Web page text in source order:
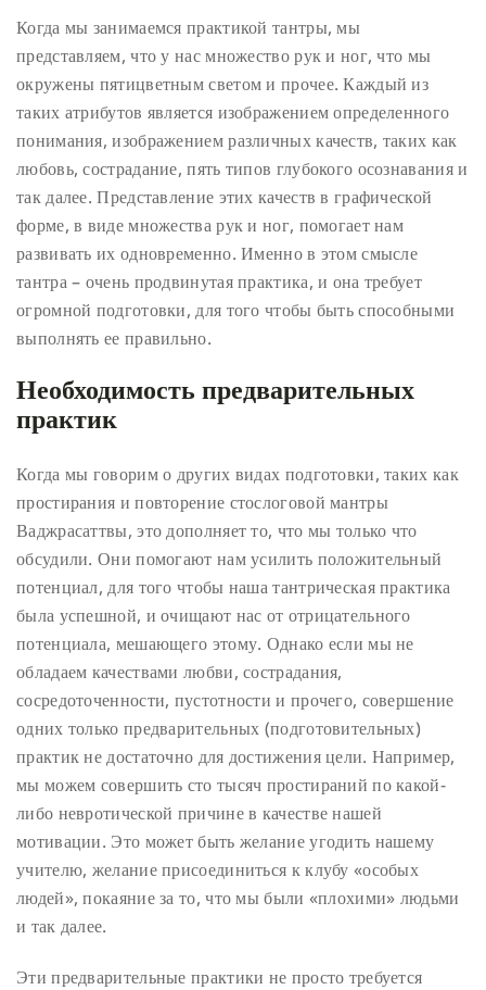
Когда мы занимаемся практикой тантры, мы
представляем, что у нас множество рук и ног, что мы
окружены пятицветным светом и прочее. Каждый из
таких атрибутов является изображением определенного
понимания, изображением различных качеств, таких как
любовь, сострадание, пять типов глубокого осознавания и
так далее. Представление этих качеств в графической
форме, в виде множества рук и ног, помогает нам
развивать их одновременно. Именно в этом смысле
тантра – очень продвинутая практика, и она требует
огромной подготовки, для того чтобы быть способными
выполнять ее правильно.
Необходимость предварительных
практик
Когда мы говорим о других видах подготовки, таких как
простирания и повторение стослоговой мантры
Ваджрасаттвы, это дополняет то, что мы только что
обсудили. Они помогают нам усилить положительный
потенциал, для того чтобы наша тантрическая практика
была успешной, и очищают нас от отрицательного
потенциала, мешающего этому. Однако если мы не
обладаем качествами любви, сострадания,
сосредоточенности, пустотности и прочего, совершение
одних только предварительных (подготовительных)
практик не достаточно для достижения цели. Например,
мы можем совершить сто тысяч простираний по какой-
либо невротической причине в качестве нашей
мотивации. Это может быть желание угодить нашему
учителю, желание присоединиться к клубу «особых
людей», покаяние за то, что мы были «плохими» людьми
и так далее.
Эти предварительные практики не просто требуется